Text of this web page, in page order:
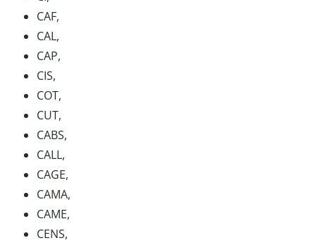
CAF,
CAL,
CAP,
CIS,
COT,
CUT,
CABS,
CALL,
CAGE,
CAMA,
CAME,
CENS,